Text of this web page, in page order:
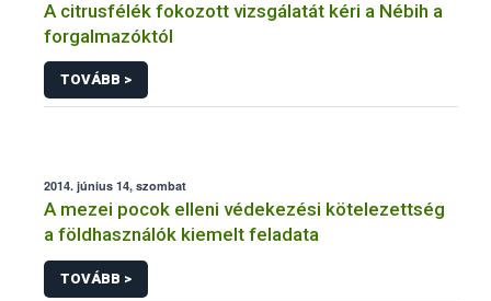
A citrusfélék fokozott vizsgálatát kéri a Nébih a
forgalmazóktól
TOVÁBB >
2014. június 14, szombat
A mezei pocok elleni védekezési kötelezettség
a földhasználók kiemelt feladata
TOVÁBB >